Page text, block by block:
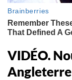
VIDÉO.
Angleterre